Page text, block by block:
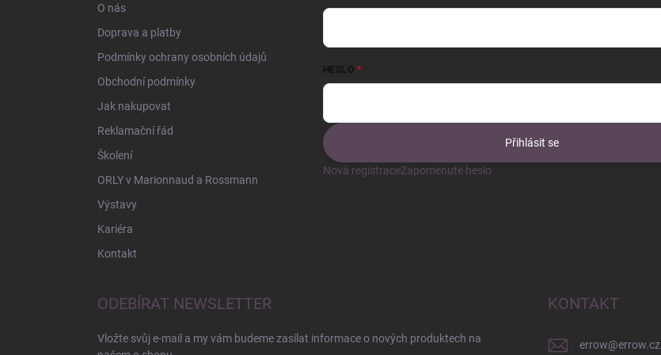
O nás
Doprava a platby
Podmínky ochrany osobních údajů
Obchodní podmínky
Jak nakupovat
Reklamační řád
Školení
ORLY v Marionnaud a Rossmann
Výstavy
Kariéra
Kontakt
HESLO
Přihlásit se
Nová registraceZapomenuté heslo
ODEBÍRAT NEWSLETTER
Vložte svůj e-mail a my vám budeme zasílat informace o nových produktech na
KONTAKT
errow@errow.cz